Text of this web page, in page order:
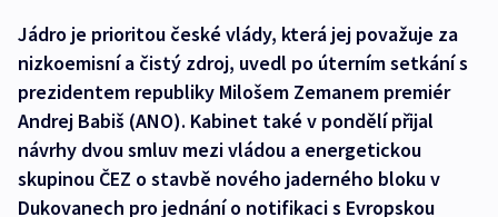
Jádro je prioritou české vlády, která jej považuje za
nizkoemisní a čistý zdroj, uvedl po úterním setkání s
prezidentem republiky Milošem Zemanem premiér
Andrej Babiš (ANO). Kabinet také v pondělí přijal
návrhy dvou smluv mezi vládou a energetickou
skupinou ČEZ o stavbě nového jaderného bloku v
Dukovanech pro jednání o notifikaci s Evropskou